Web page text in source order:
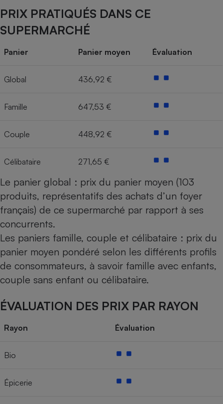
PRIX PRATIQUÉS DANS CE
SUPERMARCHÉ
Panier Panier moyen Évaluation
Global 436,92 €
Famille 647,53 €
Couple 448,92 €
Célibataire 271,65 €
Le panier global : prix du panier moyen (103
produits, représentatifs des achats d’un foyer
français) de ce supermarché par rapport à ses
concurrents.
Les paniers famille, couple et célibataire : prix du
panier moyen pondéré selon les différents profils
de consommateurs, à savoir famille avec enfants,
couple sans enfant ou célibataire.
ÉVALUATION DES PRIX PAR RAYON
Rayon Évaluation
Bio
Épicerie
Robot ménager